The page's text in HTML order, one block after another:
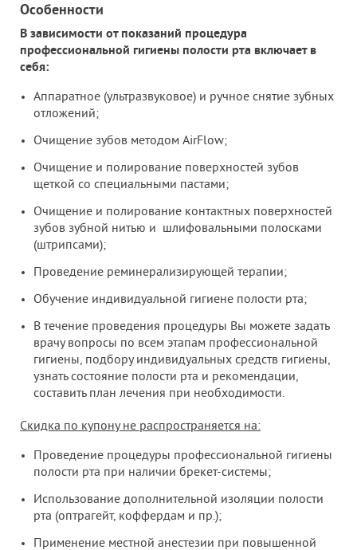
Особенности
В зависимости от показаний процедура
профессиональной гигиены полости рта включает в
себя:
Аппаратное (ультразвуковое) и ручное снятие зубных
отложений;
Очищение зубов методом AirFlow;
Очищение и полирование поверхностей зубов
щеткой со специальными пастами;
Очищение и полирование контактных поверхностей
зубов зубной нитью и шлифовальными полосками
(штрипсами);
Проведение реминерализирующей терапии;
Обучение индивидуальной гигиене полости рта;
В течение проведения процедуры Вы можете задать
врачу вопросы по всем этапам профессиональной
гигиены, подбору индивидуальных средств гигиены,
узнать состояние полости рта и рекомендации,
составить план лечения при необходимости.
Скидка по купону не распространяется на:
Проведение процедуры профессиональной гигиены
полости рта при наличии брекет-системы;
Использование дополнительной изоляции полости
рта (оптрагейт, коффердам и пр.);
Применение местной анестезии при повышенной